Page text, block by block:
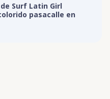
Surf Latin Girl
pasacalle en